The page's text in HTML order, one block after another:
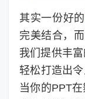
其实一份好的
完美结合，
我们提供丰
轻松打造出
当你的PPT